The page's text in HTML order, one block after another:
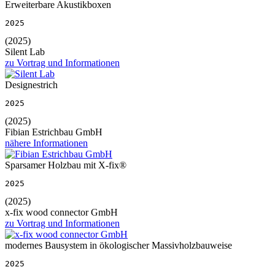
Erweiterbare Akustikboxen
2025
(2025)
Silent Lab
zu Vortrag und Informationen
Designestrich
2025
(2025)
Fibian Estrichbau GmbH
nähere Informationen
Sparsamer Holzbau mit X-fix®
2025
(2025)
x-fix wood connector GmbH
zu Vortrag und Informationen
modernes Bausystem in ökologischer Massivholzbauweise
2025